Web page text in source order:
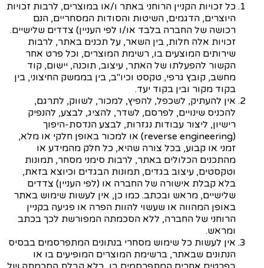
כל זכויות הקניין הרוחני באתר ו/או במוצרים, לרבות זכויות
היוצרים, הדגמים, השיטות והסודות המסחריים, הנם
רכושה של החברה בלבד או/ו לפי העניין) צדדים שלישיים.
זכויות אלה חלות, בין השאר, על תכנים באתר, לרבות
שירותים המוצעים בו, רשימת המוצרים, וכל פרט אחר
הקשור להפעלתו של האתר, עיצוב, תוכנה, יישום, קוד
מחשב, קובץ גרפי, טקסט וכיו"ב, בין בממשק החיצוני, בין
בקוד מקור ובין בקוד יעד.
אין להעתיק, לשכפל, להפיץ, למכור, לשווק, לתרגם,
להכניס שינויים, לפרסם, לשדר, להציג, לבצע, להנפיק
רישיון, ליצור עבודות נגזרות, לבצע הנדסת-היפוך
(
reverse engineering) או למכור באופן חלקי או מלא,
זמני או קבוע, בכל צורה שהיא, כל חלק מהמידע או
מהתכנים הכלולים באתר, לרבות סימני מסחר, תמונות
וטקסטים, עיצוב בגדים, תמונות הבגדים וכיוצא בזאת,
בלא קבלת אישורה של החברה או (לפי העניין) צדדים
שלישיים, מראש ובכתב. כמו כן, אין לעשות שימוש באתר
באופן המהווה או שעשוי להוות הפרה או פגיעה בקניין
הרוחני של החברה, ללא הסכמתה המפורשת לכך בכתב
ומראש.
אין לעשות כל שימוש מסחרי בנתונים המתפרסמים בבסיס
הנתונים שבאתר, ברשימת המוצרים המופיעים בו או